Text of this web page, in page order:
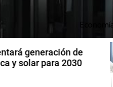
Economía
generación de
solar para 2030